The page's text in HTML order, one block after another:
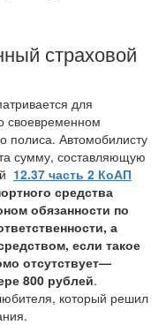
страховой
для
своевременном
полиса. Автомобилисту
сумму, составляющую
12.37 часть 2 КоАП
средства
обязанности по
а
если такое
отсутствует—
800 рублей.
который решил